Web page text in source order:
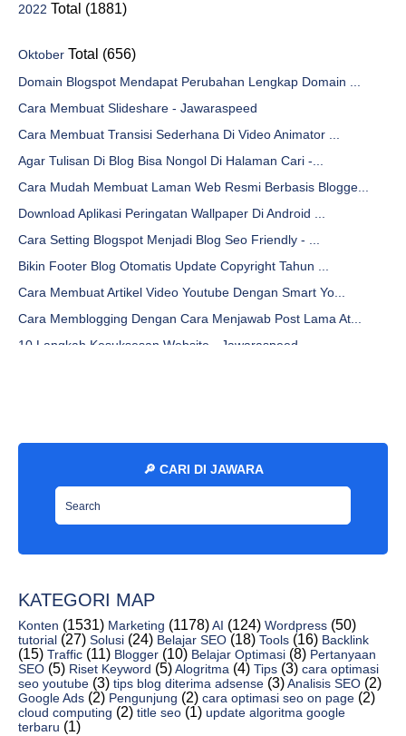
2022 Total (1881)
Oktober Total (656)
Domain Blogspot Mendapat Perubahan Lengkap Domain ...
Cara Membuat Slideshare - Jawaraspeed
Cara Membuat Transisi Sederhana Di Video Animator ...
Agar Tulisan Di Blog Bisa Nongol Di Halaman Cari -...
Cara Mudah Membuat Laman Web Resmi Berbasis Blogge...
Download Aplikasi Peringatan Wallpaper Di Android ...
Cara Setting Blogspot Menjadi Blog Seo Friendly - ...
Bikin Footer Blog Otomatis Update Copyright Tahun ...
Cara Membuat Artikel Video Youtube Dengan Smart Yo...
Cara Memblogging Dengan Cara Menjawab Post Lama At...
10 Langkah Kesuksesan Website - Jawaraspeed
Teknik Urutan Rekomendasi Kelas Situs Web - Jawara...
Pencarian Umum, Kotak Pencarian, Plugin Pencarian,...
Mengatasi Gambar Thumbnail Buram Di Blog - Jawaras...
10 Tips Penting Membuat Situs Anda Responsif - Jaw...
Judul Buku Yang Tak Dikenal Oleh Masyarakat - Jawa...
Tutorial Cara Membuat Website Responsive TerbaruBo...
Cara Mengerek Google Talk Dengan Ics Baru - Jawara...
Tips Untuk Situs Drupal yang Berkelanjutan Oleh Mi...
Apa Perbedaan Antara Platform Jejak dan Lalu Linta...
Pertemuan Dan Acara Dari Madrid, Spanyol - Jawaras...
🔎 CARI DI JAWARA
KATEGORI MAP
Konten (1531) Marketing (1178)AI (124) Wordpress (50)
tutorial (27) Solusi (24) Belajar SEO (18) Tools (16) Backlink
(15) Traffic (11) Blogger (10) Belajar Optimasi (8) Pertanyaan
SEO (5) Riset Keyword (5)Alogritma (4) Tips (3) cara optimasi
seo youtube (3) tips blog diterima adsense (3)Analisis SEO (2)
Google Ads (2) Pengunjung (2) cara optimasi seo on page (2)
cloud computing (2) title seo (1) update algoritma google
terbaru (1)